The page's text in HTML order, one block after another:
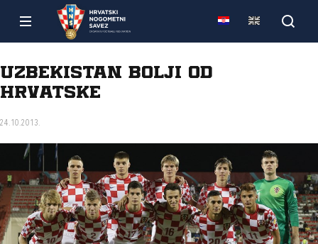
Uzbekistan bolji od
Hrvatske
24.10.2013.